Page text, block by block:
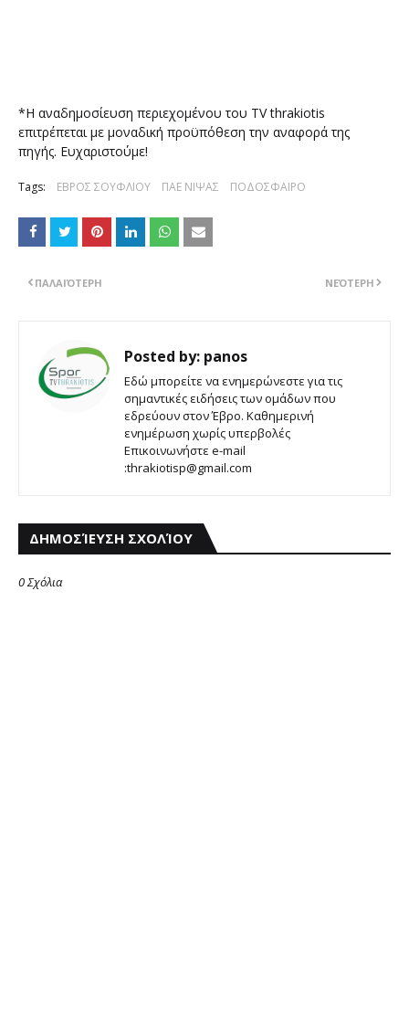
*Η αναδημοσίευση περιεχομένου του TV thrakiotis
επιτρέπεται με μοναδική προϋπόθεση την αναφορά της
πηγής. Ευχαριστούμε!
Tags: ΕΒΡΟΣ ΣΟΥΦΛΙΟΥ ΠΑΕ ΝΙΨΑΣ ΠΟΔΟΣΦΑΙΡΟ
ΝΕΌΤΕΡΗ
ΠΑΛΑΙΌΤΕΡΗ
Posted by: panos
Εδώ μπορείτε να ενημερώνεστε για τις
σημαντικές ειδήσεις των ομάδων που
εδρεύουν στον Έβρο. Καθημερινή
ενημέρωση χωρίς υπερβολές
Επικοινωνήστε e-mail
:thrakiotisp@gmail.com
ΔΗΜΟΣΊΕΥΣΗ ΣΧΟΛΊΟΥ
0 Σχόλια